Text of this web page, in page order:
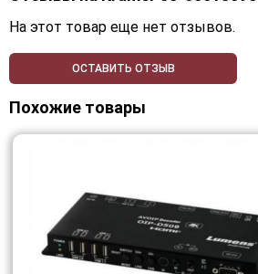
На этот товар еще нет отзывов.
ОСТАВИТЬ ОТЗЫВ
Похожие товары